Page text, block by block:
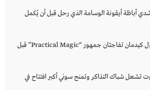
أباظة أيقونة الوسامة الذي رحل قبل أن يُكمل
ساندرا بولوك ونيكول كيدمان تفاجئان جمهور “Practical Magic” قبل
تشعل شباك التذاكر وتمنح سوني أكبر افتتاح في